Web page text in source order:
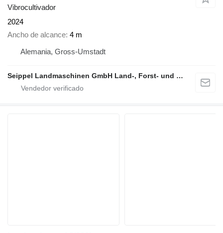
Vibrocultivador
2024
Ancho de alcance 4 m
Alemania, Gross-Umstadt
Seippel Landmaschinen GmbH Land-, Forst- und Gartentechnik